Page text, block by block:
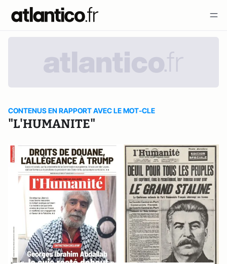
CONTENUS EN RAPPORT AVEC LE MOT-CLE
"L'HUMANITE"